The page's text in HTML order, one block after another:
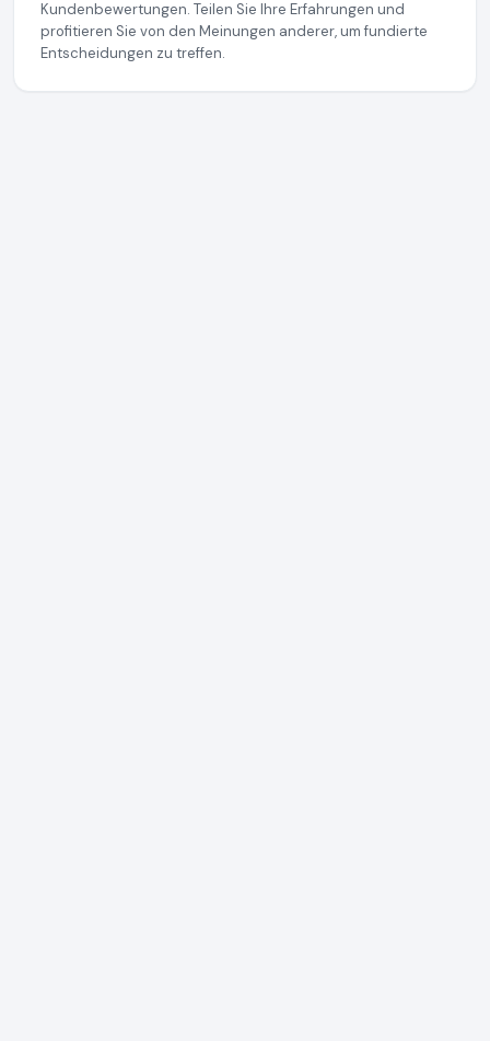
Kundenbewertungen. Teilen Sie Ihre Erfahrungen und
profitieren Sie von den Meinungen anderer, um fundierte
Entscheidungen zu treffen.